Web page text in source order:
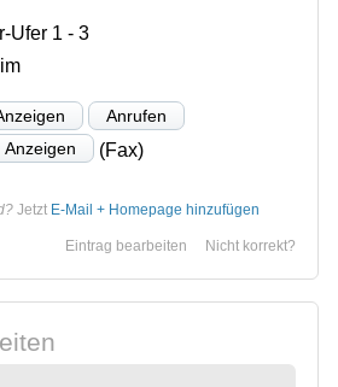
Ufer 1 - 3
Anrufen
Anzeigen (Fax)
Jetzt E-Mail + Homepage hinzufügen
Nicht korrekt?
Eintrag bearbeiten